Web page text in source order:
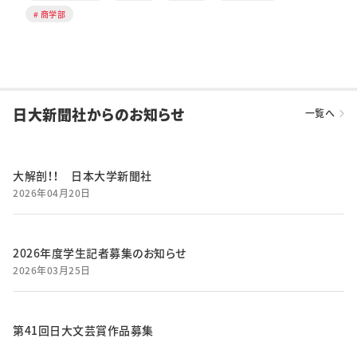
商学部
日大新聞社からのお知らせ 一覧へ
大解剖！！ 日本大学新聞社
2026年04月20日
2026年度学生記者募集のお知らせ
2026年03月25日
第41回日大文芸賞作品募集